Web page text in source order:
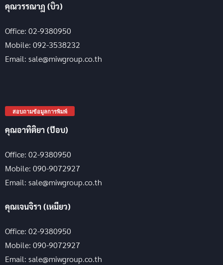
คุณวรรณาฏ (บิว)
Office: 02-9380950
Mobile: 092-3538232
Email: sale@miwgroup.co.th
สอบถามข้อมูลการพิมพ์
คุณอาทิติยา (ป๊อบ)
Office: 02-9380950
Mobile: 090-9072927
Email: sale@miwgroup.co.th
คุณเจนจิรา (เหมียว)
Office: 02-9380950
Mobile: 090-9072927
Email: sale@miwgroup.co.th